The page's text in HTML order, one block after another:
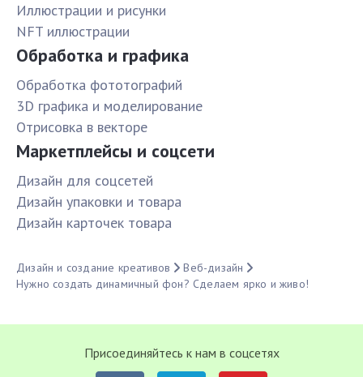
Иллюстрации и рисунки
NFT иллюстрации
Обработка и графика
Обработка фототографий
3D графика и моделирование
Отрисовка в векторе
Маркетплейсы и соцсети
Дизайн для соцсетей
Дизайн упаковки и товара
Дизайн карточек товара
Дизайн и создание креативов
Веб-дизайн
Нужно создать динамичный фон? Сделаем ярко и живо!
Присоединяйтесь к нам в соцсетях